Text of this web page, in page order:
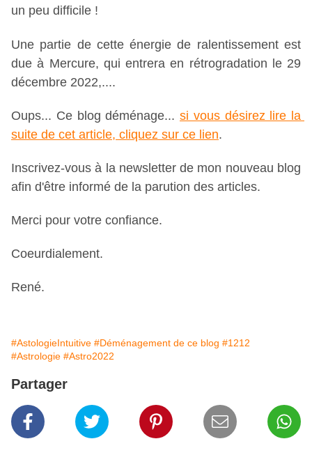
un peu difficile !
Une partie de cette énergie de ralentissement est
due à Mercure, qui entrera en rétrogradation le 29
décembre 2022,....
Oups... Ce blog déménage... si vous désirez lire la
suite de cet article, cliquez sur ce lien.
Inscrivez-vous à la newsletter de mon nouveau blog
afin d'être informé de la parution des articles.
Merci pour votre confiance.
Coeurdialement.
René.
#AstologieIntuitive #Déménagement de ce blog #1212
#Astrologie #Astro2022
Partager